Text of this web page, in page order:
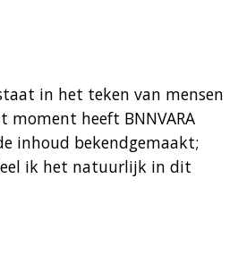
in het teken van mensen
moment heeft BNNVARA
inhoud bekendgemaakt;
ik het natuurlijk in dit